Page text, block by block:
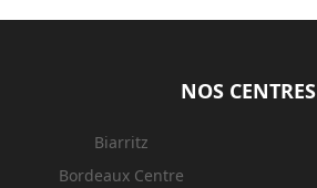
NOS CENTRES
Biarritz
Bordeaux Centre